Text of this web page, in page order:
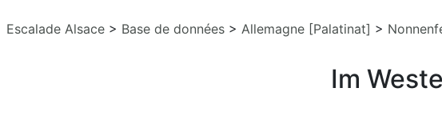
Escalade Alsace > Base de données > Allemagne [Palatinat] >
Im